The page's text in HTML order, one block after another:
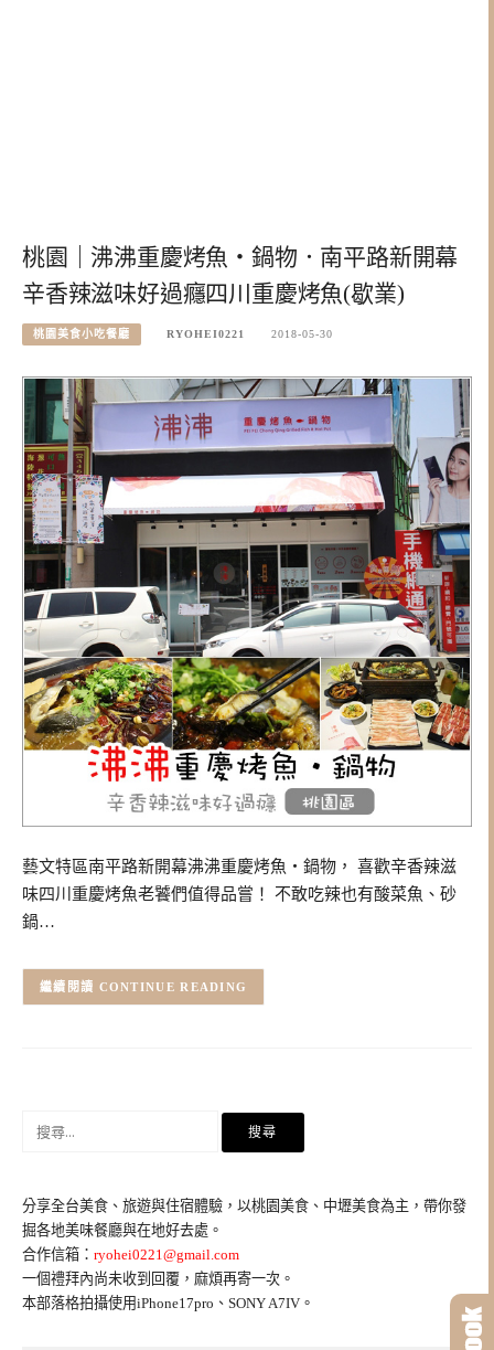
桃園｜沸沸重慶烤魚・鍋物．南平路新開幕
辛香辣滋味好過癮四川重慶烤魚(歇業)
桃園美食小吃餐廳 RYOHEI0221 2018-05-30
藝文特區南平路新開幕沸沸重慶烤魚・鍋物， 喜歡辛香辣滋
味四川重慶烤魚老饕們值得品嘗！ 不敢吃辣也有酸菜魚、砂
鍋…
CONTINUE READING
字:
分享全台美食、旅遊與住宿體驗，以桃園美食、中壢美食為主，帶你發
掘各地美味餐廳與在地好去處。
合作信箱： ryohei0221@gmail.com
一個禮拜內尚未收到回覆，麻煩再寄一次。
本部落格拍攝使用iPhone17pro、SONY A7IV。